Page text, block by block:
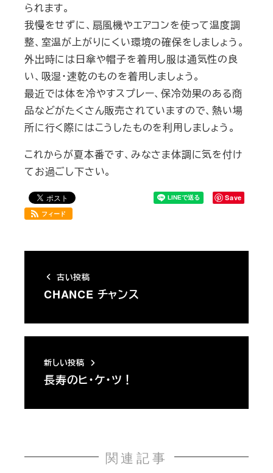
られます。
我慢をせずに、扇風機やエアコンを使って温度調
整、室温が上がりにくい環境の確保をしましょう。
外出時には日傘や帽子を着用し服は通気性の良
い、吸湿・速乾のものを着用しましょう。
最近では体を冷やすスプレー、保冷効果のある商
品などがたくさん販売されていますので、熱い場
所に行く際にはこうしたものを利用しましょう。
これからが夏本番です、みなさま体調に気を付け
てお過ごし下さい。
Save
フィード
古い投稿
CHANCE チャンス
新しい投稿
長寿のヒ・ケ・ツ！
関連記事